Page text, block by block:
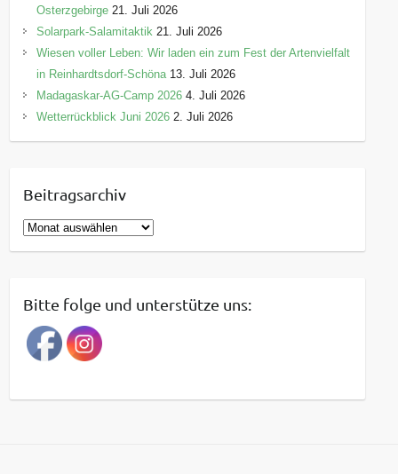
Osterzgebirge 21. Juli 2026
Solarpark-Salamitaktik 21. Juli 2026
Wiesen voller Leben: Wir laden ein zum Fest der Artenvielfalt
in Reinhardtsdorf-Schöna 13. Juli 2026
Madagaskar-AG-Camp 2026 4. Juli 2026
Wetterrückblick Juni 2026 2. Juli 2026
Beitragsarchiv
B
e
r
a
g
a
Bitte folge und unterstütze uns: